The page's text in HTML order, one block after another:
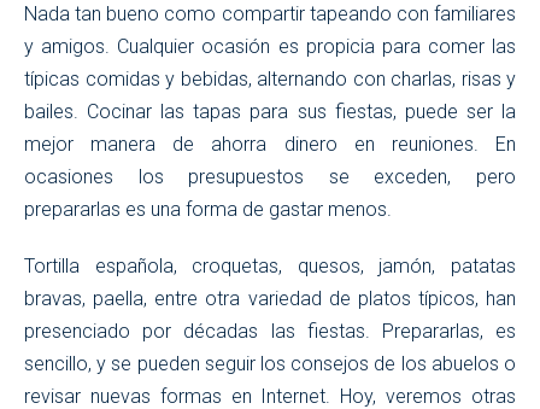
Nada tan bueno como compartir tapeando con familiares
y amigos. Cualquier ocasión es propicia para comer las
típicas comidas y bebidas, alternando con charlas, risas y
bailes. Cocinar las tapas para sus fiestas, puede ser la
mejor manera de ahorra dinero en reuniones. En
ocasiones los presupuestos se exceden, pero
prepararlas es una forma de gastar menos.
Tortilla española, croquetas, quesos, jamón, patatas
bravas, paella, entre otra variedad de platos típicos, han
presenciado por décadas las fiestas. Prepararlas, es
sencillo, y se pueden seguir los consejos de los abuelos o
revisar nuevas formas en Internet. Hoy, veremos otras